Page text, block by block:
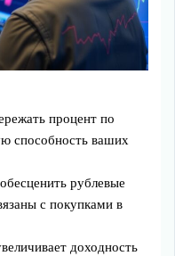
процент по
способность ваших
рублевые
с покупками в
доходность